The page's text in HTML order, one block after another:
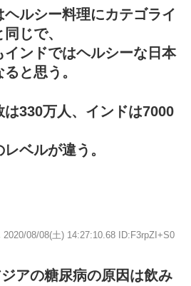
ルシー料理にカテゴライ
じで、
インドではヘルシーな日本
と思う。
は330万人、インドは7000
ベルが違う。
2020/08/08(土) 14:27:10.68 ID:F3rpZI+S0
アの糖尿病の原因は飲み